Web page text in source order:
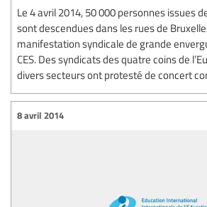
Le 4 avril 2014, 50 000 personnes issues
sont descendues dans les rues de
manifestation syndicale de grande
CES. Des syndicats des quatre coins de
divers secteurs ont protesté de concert
8 avril 2014